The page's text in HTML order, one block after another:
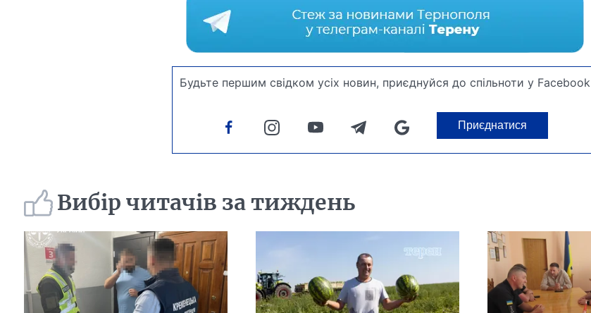
Будьте першим свідком усіх новин, приєднуйся до спільноти у Facebook
Приєднатися
Вибір читачів за тиждень